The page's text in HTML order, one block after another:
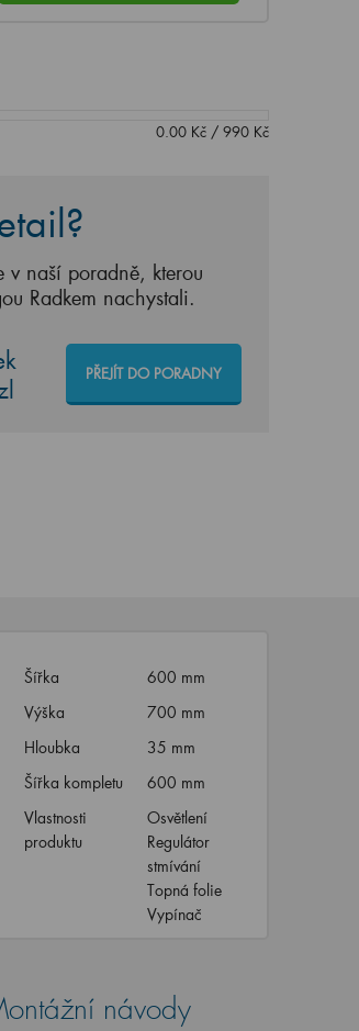
0.00Kč/ 990Kč
naší poradně, kterou
Radkem nachystali.
PŘEJÍT DO PORADNY
Šířka
600 mm
Výška
700 mm
Hloubka
35 mm
Šířka kompletu
600 mm
Vlastnosti
produktu
Osvětlení
Regulátor
stmívání
Topná folie
Vypínač
návody